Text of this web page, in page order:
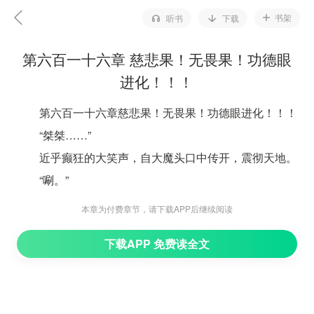
听书 下载 书架
第六百一十六章 慈悲果！无畏果！功德眼
进化！！！
第六百一十六章慈悲果！无畏果！功德眼进化！！！
“桀桀……”
近乎癫狂的大笑声，自大魔头口中传开，震彻天地。
“唰。”
右手一挥。
朝着地面坠落而下。
本章为付费章节，请下载APP后继续阅读
下载APP 免费读全文